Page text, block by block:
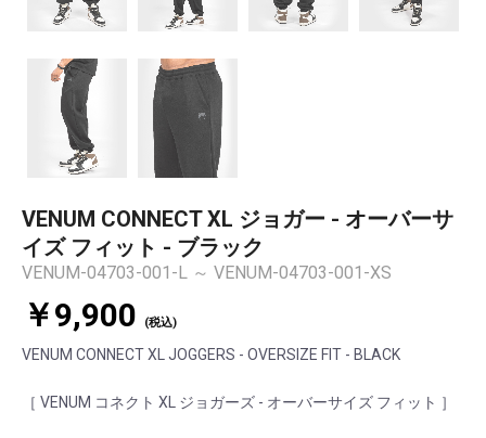
VENUM CONNECT XL ジョガー - オーバーサ
イズ フィット - ブラック
VENUM-04703-001-L ～ VENUM-04703-001-XS
￥9,900 (税込)
VENUM CONNECT XL JOGGERS - OVERSIZE FIT - BLACK
［ VENUM コネクト XL ジョガーズ - オーバーサイズ フィット ］